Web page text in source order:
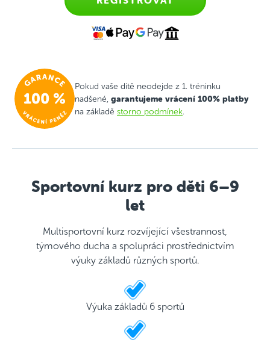
Pokud vaše dítě neodejde z 1. tréninku
nadšené, garantujeme vrácení 100% platby
na základě storno podmínek
Sportovní kurz pro děti 6–9
let
Multisportovní kurz rozvíjející všestrannost,
týmového ducha a spolupráci prostřednictvím
výuky základů různých sportů.
Výuka základů 6 sportů